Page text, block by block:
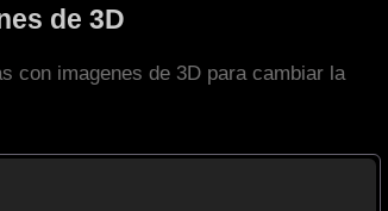
de 3D
con imagenes de 3D para cambiar la